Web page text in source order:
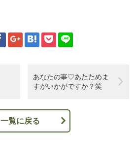
あなたの事♡あたためま
すがいかがですか？笑
一覧に戻る